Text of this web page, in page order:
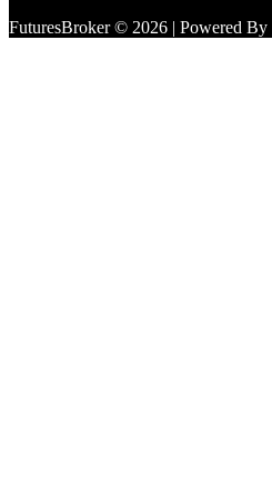
FuturesBroker © 2026 | Powered By